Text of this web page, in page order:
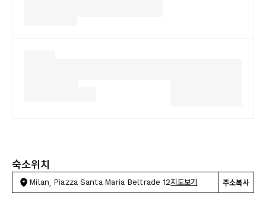
숙소위치
Milan, Piazza Santa Maria Beltrade 12지도보기 주소복사